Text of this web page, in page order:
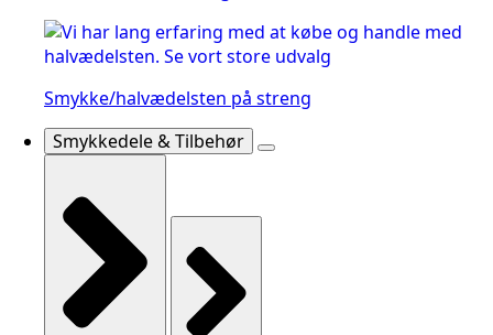
Smykke/halvædelsten på streng
Smykkedele & Tilbehør